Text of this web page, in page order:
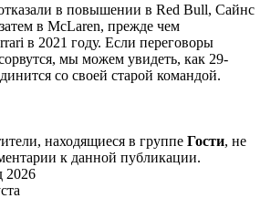
в повышении в Red Bull, Сайнс
в McLaren, прежде чем
в 2021 году. Если переговоры
мы можем увидеть, как 29-
со своей старой командой.
находящиеся в группе Гости, не
к данной публикации.
2026